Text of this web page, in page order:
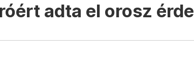
adta el orosz